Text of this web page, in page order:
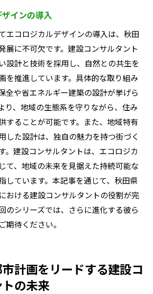
インの導入
エコロジカルデザインの導入は、秋田
展に不可欠です。建設コンサルタント
設計と技術を採用し、自然との共生を
を推進しています。具体的な取り組み
全や省エネルギー建築の設計が挙げら
り、地域の生態系を守りながら、住み
することが可能です。また、地域特有
した設計は、独自の魅力を持つ街づく
。建設コンサルタントは、エコロジカ
て、地域の未来を見据えた持続可能な
しています。本記事を通じて、秋田県
おける建設コンサルタントの役割が完
のシリーズでは、さらに進化する彼ら
期待ください。
計画をリードする建設コ
の未来